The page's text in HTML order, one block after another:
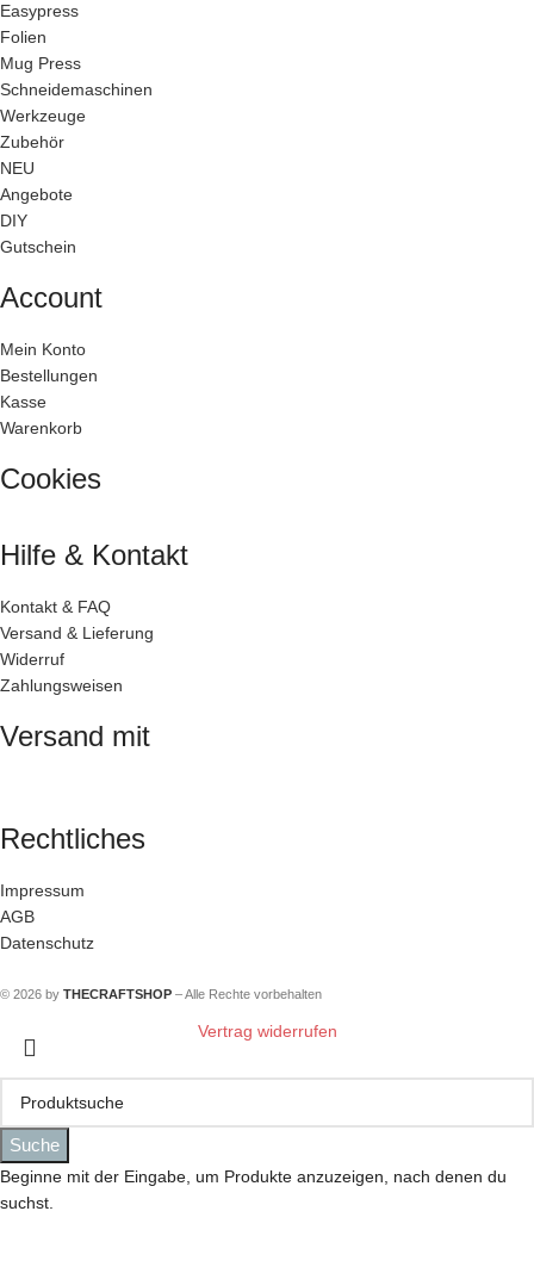
Easypress
Folien
Mug Press
Schneidemaschinen
Werkzeuge
Zubehör
NEU
Angebote
DIY
Gutschein
Account
Mein Konto
Bestellungen
Kasse
Warenkorb
Cookies
Hilfe & Kontakt
Kontakt & FAQ
Versand & Lieferung
Widerruf
Zahlungsweisen
Versand mit
Rechtliches
Impressum
AGB
Datenschutz
© 2026 by THECRAFTSHOP – Alle Rechte vorbehalten
Suche
Beginne mit der Eingabe, um Produkte anzuzeigen, nach denen du
suchst.
Vertrag widerrufen